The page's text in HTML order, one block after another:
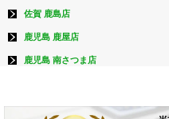
佐賀 鹿島店
鹿児島 鹿屋店
鹿児島 南さつま店